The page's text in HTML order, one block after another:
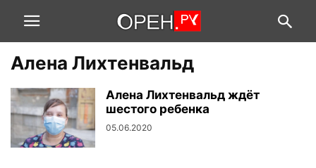
Алена Лихтенвальд
Алена Лихтенвальд ждёт
шестого ребенка
05.06.2020